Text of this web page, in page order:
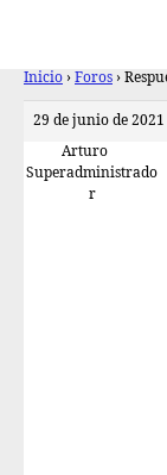
Inicio › Foros ›
29 de junio de 2021
Arturo
Superadministrado
r